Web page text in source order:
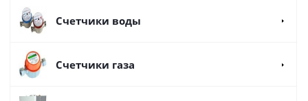
Счетчики воды
Счетчики газа